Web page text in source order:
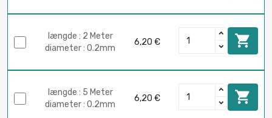
længde : 2 Meter
diameter : 0.2mm
6,20 € 
længde : 5 Meter
diameter : 0.2mm
6,20 € 